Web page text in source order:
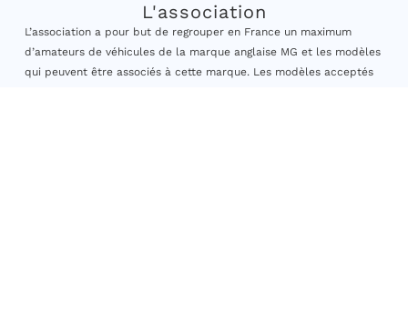
L'association
L’association a pour but de regrouper en France un maximum
d’amateurs de véhicules de la marque anglaise MG et les modèles
qui peuvent être associés à cette marque. Les modèles acceptés